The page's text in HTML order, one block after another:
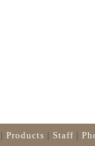
| Products | Staff |